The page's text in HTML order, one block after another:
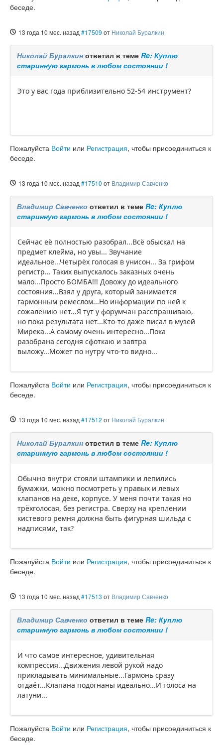
беседе.
13 года 10 мес. назад #17509 от Николай Буралкин
Николай Буралкин ответил в теме Re: Куплю
старинную гармонь в любом состоянии !
Это у вас года приблизительно 52-54 инструмент?
Пожалуйста Войти или Регистрация, чтобы присоединиться к
беседе.
13 года 10 мес. назад #17510 от Владимир Савченко
Владимир Савченко ответил в теме Re: Куплю
старинную гармонь в любом состоянии !
Сейчас её полностью разобрал...Всё обыскал на
предмет клейма, но увы... Звучание
идеальное...Четырёх голосая в унисон... За грифом
регистр... Таких выпускалось заказных очень
мало...Просто БОМБА!!! Довожу до идеального
состояния...Взял у друга, который занимается
гармонным ремеслом...Но информации по ней к
сожалению нет...Я тут у форумчан расспрашиваю,
но пока результата нет...Кто-то даже писал в музей
Мирека...А самому очень интересно...Пока
разобрана сегодня сфоткаю и завтра
выложу...Может по нутру что-то видно...
Пожалуйста Войти или Регистрация, чтобы присоединиться к
беседе.
13 года 10 мес. назад #17512 от Николай Буралкин
Николай Буралкин ответил в теме Re: Куплю
старинную гармонь в любом состоянии !
Обычно внутри стояли штампики и лепились
бумажки, можно посмотреть у правых и левых
клапанов на деке, корпусе. У меня почти такая но
трёхголосая, без регистра. Сверху на креплении
кистевого ремня должна быть фигурная шильда с
надписями, так?
Пожалуйста Войти или Регистрация, чтобы присоединиться к
беседе.
13 года 10 мес. назад #17513 от Владимир Савченко
Владимир Савченко ответил в теме Re: Куплю
старинную гармонь в любом состоянии !
И что самое интересное, удивительная
компрессия...Движения левой рукой надо
прикладывать минимальные...Гармонь сразу
отдаёт...Клапана подогнаны идеально...И голоса на
латуни...
Пожалуйста Войти или Регистрация, чтобы присоединиться к
беседе.